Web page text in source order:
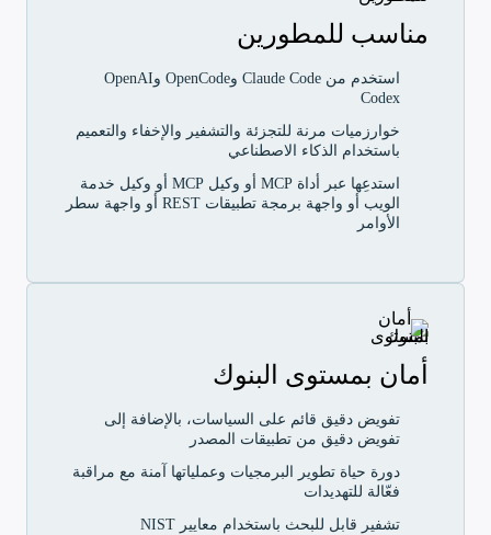
مناسب للمطورين
استخدم من Claude Code وOpenCode وOpenAI
Codex
خوارزميات مرنة للتجزئة والتشفير والإخفاء والتعميم
باستخدام الذكاء الاصطناعي
استدعِها عبر أداة MCP أو وكيل MCP أو وكيل خدمة
الويب أو واجهة برمجة تطبيقات REST أو واجهة سطر
الأوامر
أمان بمستوى البنوك
تفويض دقيق قائم على السياسات، بالإضافة إلى
تفويض دقيق من تطبيقات المصدر
دورة حياة تطوير البرمجيات وعملياتها آمنة مع مراقبة
فعّالة للتهديدات
تشفير قابل للبحث باستخدام معايير NIST